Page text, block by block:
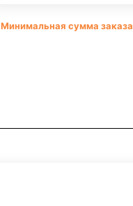
Минимальная сумма заказа